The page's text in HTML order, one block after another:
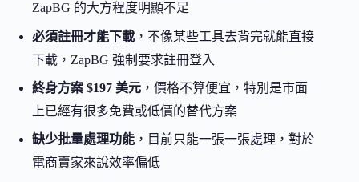
ZapBG 的大方程度明顯不足
必須註冊才能下載 ，不像某些工具去背完就能直接
下載，ZapBG 強制要求註冊登入
終身方案 $197 美元 ，價格不算便宜，特別是市面
上已經有很多免費或低價的替代方案
缺少批量處理功能 ，目前只能一張一張處理，對於
電商賣家來說效率偏低